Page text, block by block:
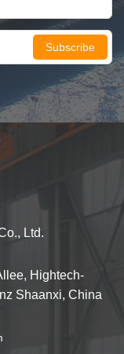
Subscribe
Ltd.
Hightech-
Shaanxi, China